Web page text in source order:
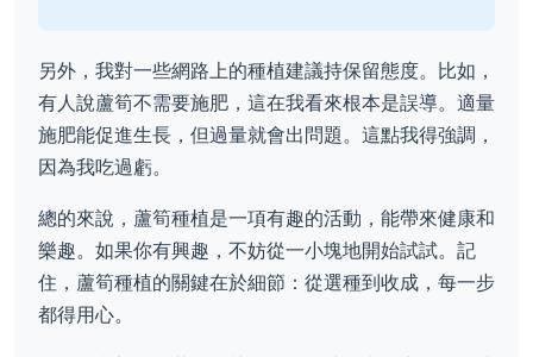
另外，我對一些網路上的種植建議持保留態度。比如，
有人說蘆筍不需要施肥，這在我看來根本是誤導。適量
施肥能促進生長，但過量就會出問題。這點我得強調，
因為我吃過虧。
總的來說，蘆筍種植是一項有趣的活動，能帶來健康和
樂趣。如果你有興趣，不妨從一小塊地開始試試。記
住，蘆筍種植的關鍵在於細節：從選種到收成，每一步
都得用心。